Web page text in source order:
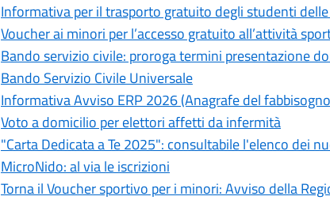
Informativa per il trasporto gratuito degli studenti
Voucher ai minori per l’accesso gratuito all’attività
Bando servizio civile: proroga termini presentazione
Bando Servizio Civile Universale
Informativa Avviso ERP 2026 (Anagrafe del
Voto a domicilio per elettori affetti da infermità
"Carta Dedicata a Te 2025": consultabile l'elenco dei
MicroNido: al via le iscrizioni
Torna il Voucher sportivo per i minori: Avviso della